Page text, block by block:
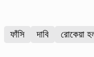
ফাঁসি দাবি রোকেয়া